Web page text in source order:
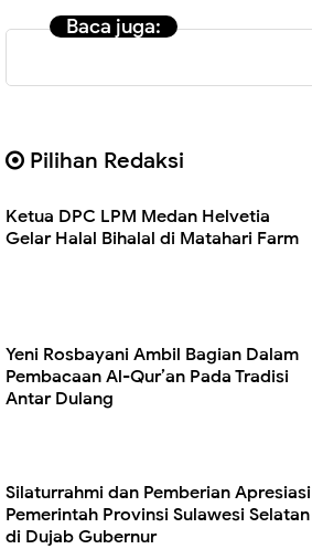
Baca juga:
Pilihan Redaksi
Ketua DPC LPM Medan Helvetia
Gelar Halal Bihalal di Matahari Farm
Yeni Rosbayani Ambil Bagian Dalam
Pembacaan Al-Qur’an Pada Tradisi
Antar Dulang
Silaturrahmi dan Pemberian Apresiasi
Pemerintah Provinsi Sulawesi Selatan
di Dujab Gubernur